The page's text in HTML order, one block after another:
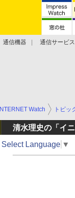
通信機器 通信サービス
INTERNET Watch トピッ
清水理史の「イニ
Select Language ▼